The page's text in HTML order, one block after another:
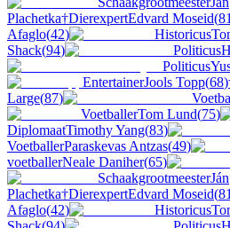
Plachetka†DierexpertEdvard Moseid(81
Afaglo(42) Historicus
Shack(94) Politicus
Politicus
EntertainerJools Topp(68)
Large(87)
VoetballerTom Lund(75)
DiplomaatTimothy Yang(83)
VoetballerParaskevas Antzas(49)
voetballerNeale Daniher(65)
SchaakgrootmeesterJán
Plachetka†DierexpertEdvard Moseid(81
Afaglo(42) Historicus